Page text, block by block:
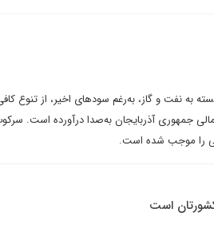
به نفت و گاز، به‌رغم سودهای اخیر، از تنوع
زنگ خطر را برای ثبات مالی جمهوری آذربایجان به‌صدا درآورده
را موجب شده است.
کشورتان است